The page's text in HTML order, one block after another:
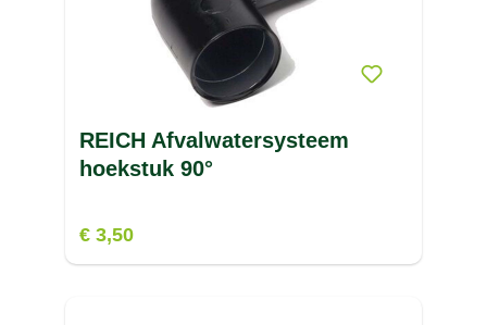
REICH Afvalwatersysteem
hoekstuk 90°
€ 3,50